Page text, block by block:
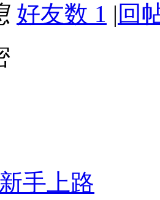
好友数 1 | 回
新手上路